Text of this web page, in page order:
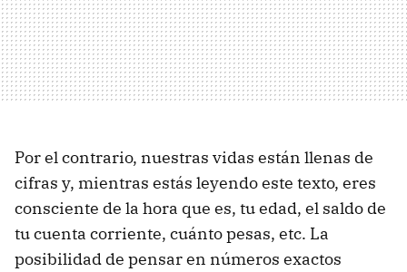
Por el contrario, nuestras vidas están llenas de
cifras y, mientras estás leyendo este texto, eres
consciente de la hora que es, tu edad, el saldo de
tu cuenta corriente, cuánto pesas, etc. La
posibilidad de pensar en números exactos